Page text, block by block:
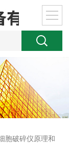
胞破碎仪原理和